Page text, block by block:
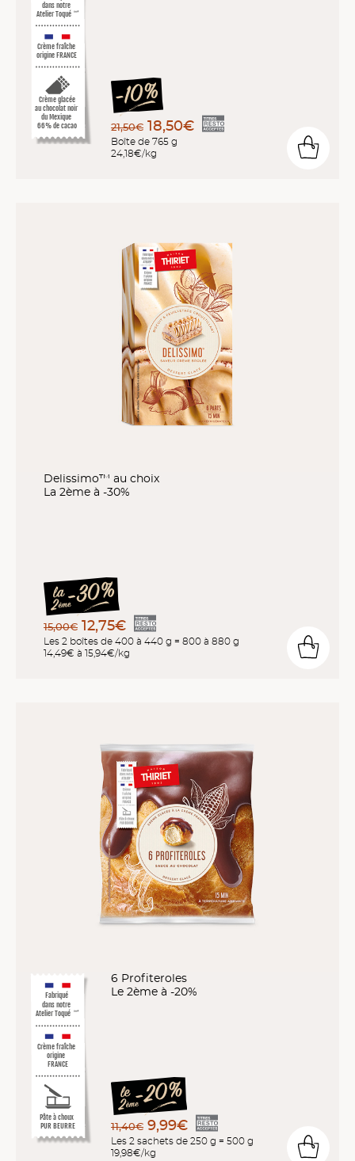
dans notre
Atelier Toqué ™*
Crème fraîche
origine FRANCE
Crème glacée
au chocolat noir
du Mexique
66% de cacao 21,50€ 18,50€
Boîte de 765 g
24,18€/kg
Delissimo™ au choix
La 2ème à -30%
15,00€ 12,75€
Les 2 boîtes de 400 à 440 g = 800 à 880 g
14,49€ à 15,94€/kg
Fabriqué
dans notre
Atelier Toqué
™*
Pâte à choux
PUR BEURRE
Crème fraîche
origine
FRANCE
6 Profiteroles
Le 2ème à -20%
11,40€ 9,99€
Les 2 sachets de 250 g = 500 g
19,98€/kg